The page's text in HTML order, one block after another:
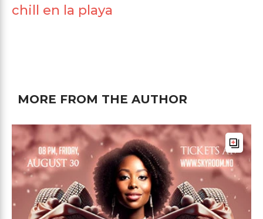
chill en la playa
MORE FROM THE AUTHOR